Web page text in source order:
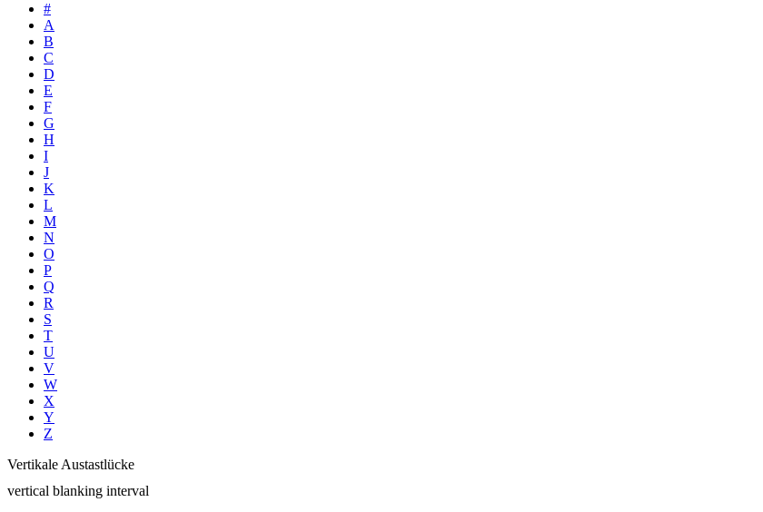
#
A
B
C
D
E
F
G
H
I
J
K
L
M
N
O
P
Q
R
S
T
U
V
W
X
Y
Z
Vertikale Austastlücke
vertical blanking interval